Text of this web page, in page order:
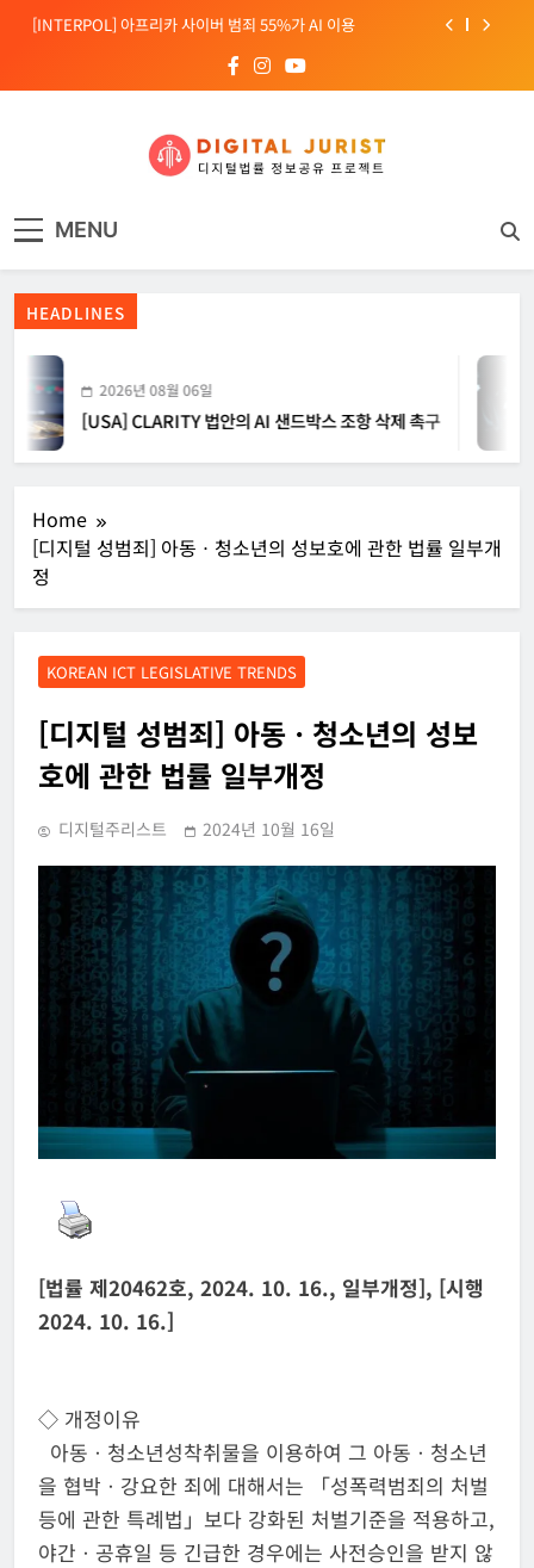
Skip[INTERPOL] 아프리카 사이버 범죄 55%가 AI 이용
[소청백의 노동&사람] 삼성SDS 노동조합 설립을 바라보며
[USA] CLARITY 법안의 AI 샌드박스 조항 삭제 촉구
[INTERPOL] 아프리카 사이버 범죄 55%가 AI 이용
[소청백의 노동&사람] 삼성SDS 노동조합 설립을 바라보며
MENU
HEADLINES
2026년 08월 06일
[USA] CLARITY 법안의 AI 샌드박스 조항 삭제 촉구
Home
[디지털 성범죄] 아동ㆍ청소년의 성보호에 관한 법률 일부개
정
KOREAN ICT LEGISLATIVE TRENDS
[디지털 성범죄] 아동ㆍ청소년의 성보
호에 관한 법률 일부개정
디지털주리스트 2024년 10월 16일
[법률 제20462호, 2024. 10. 16., 일부개정], [시행
2024. 10. 16.]
◇ 개정이유
아동ㆍ청소년성착취물을 이용하여 그 아동ㆍ청소년
을 협박ㆍ강요한 죄에 대해서는 「성폭력범죄의 처벌
등에 관한 특례법」보다 강화된 처벌기준을 적용하고,
야간ㆍ공휴일 등 긴급한 경우에는 사전승인을 받지 않